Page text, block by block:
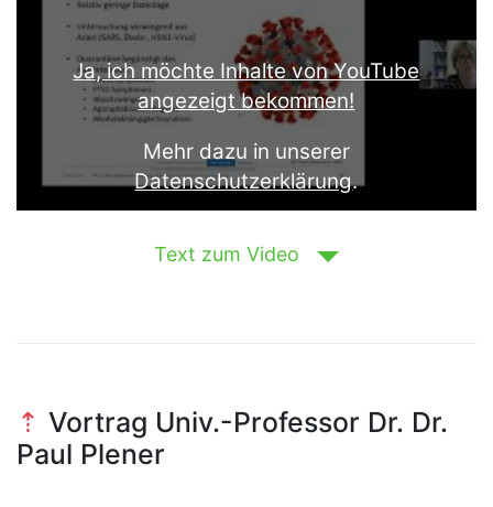
Text zum Video
Vortrag Univ.-Professor Dr. Dr.
Paul Plener